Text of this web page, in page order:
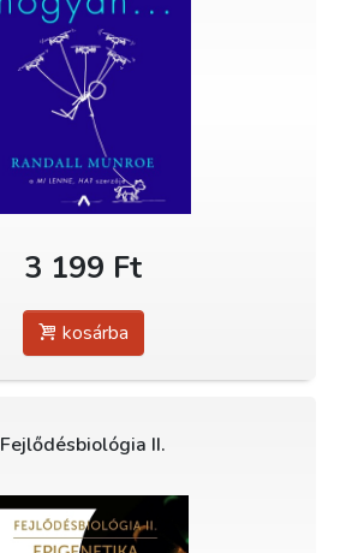
3 199 Ft
kosárba
Fejlődésbiológia II.